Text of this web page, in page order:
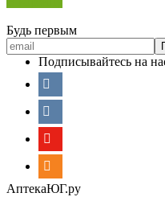
Будь первым
Подписывайтесь на
АптекаЮГ.ру